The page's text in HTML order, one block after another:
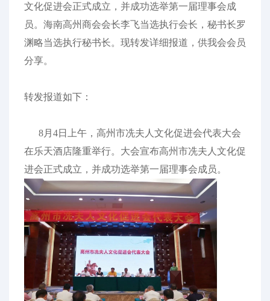
文化促进会正式成立，并成功选举第一届理事会成
员。海南高州商会会长李飞当选执行会长，秘书长罗
渊略当选执行秘书长。现转发详细报道，供我会会员
分享。
转发报道如下：
8月4日上午，高州市冼夫人文化促进会代表大会
在乐天酒店隆重举行。大会宣布高州市冼夫人文化促
进会正式成立，并成功选举第一届理事会成员。